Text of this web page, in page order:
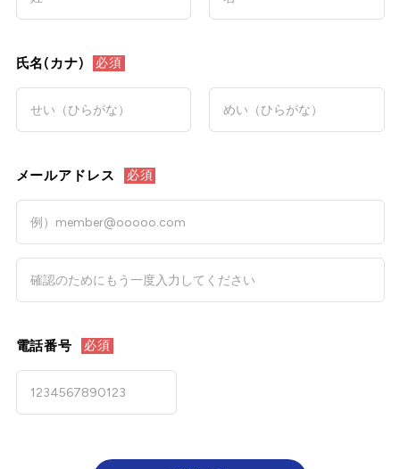
氏名(カナ) 必須
メールアドレス 必須
電話番号 必須